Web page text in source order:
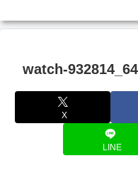
watch-
X
LINE